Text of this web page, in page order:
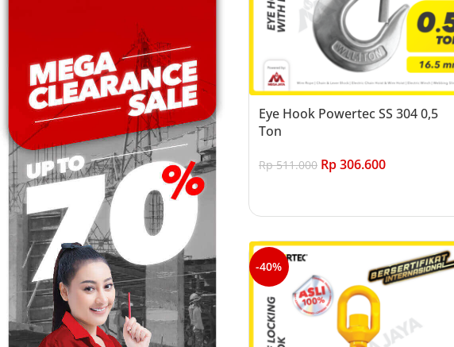
Eye Hook Powertec SS 304 0,5
Ton
Rp511.000 Rp306.600
-40%